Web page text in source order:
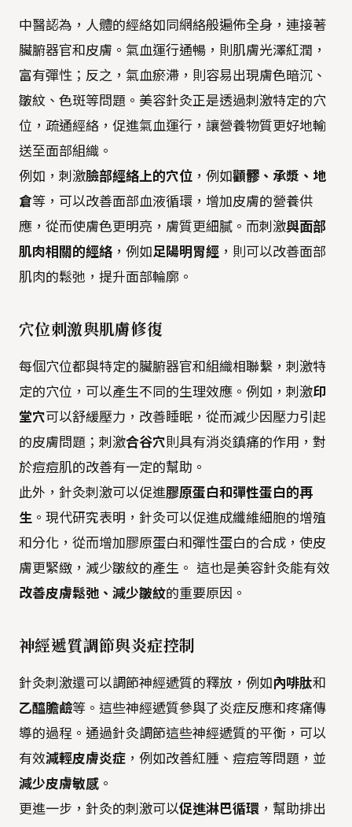
中醫認為，人體的經絡如同網絡般遍佈全身，連接著
臟腑器官和皮膚。氣血運行通暢，則肌膚光澤紅潤，
富有彈性；反之，氣血瘀滯，則容易出現膚色暗沉、
皺紋、色斑等問題。美容針灸正是透過刺激特定的穴
位，疏通經絡，促進氣血運行，讓營養物質更好地輸
送至面部組織。
例如，刺激臉部經絡上的穴位 ，例如顴髎、承漿、地
倉等，可以改善面部血液循環，增加皮膚的營養供
應，從而使膚色更明亮，膚質更細膩。而刺激與面部
肌肉相關的經絡 ，例如足陽明胃經 ，則可以改善面部
肌肉的鬆弛，提升面部輪廓。
穴位刺激與肌膚修復
每個穴位都與特定的臟腑器官和組織相聯繫，刺激特
定的穴位，可以產生不同的生理效應。例如，刺激印
堂穴可以舒緩壓力，改善睡眠，從而減少因壓力引起
的皮膚問題；刺激合谷穴則具有消炎鎮痛的作用，對
於痘痘肌的改善有一定的幫助。
此外，針灸刺激可以促進膠原蛋白和彈性蛋白的再
生 。現代研究表明，針灸可以促進成纖維細胞的增殖
和分化，從而增加膠原蛋白和彈性蛋白的合成，使皮
膚更緊緻，減少皺紋的產生。 這也是美容針灸能有效
改善皮膚鬆弛、減少皺紋的重要原因。
神經遞質調節與炎症控制
針灸刺激還可以調節神經遞質的釋放，例如內啡肽和
乙醯膽鹼等。這些神經遞質參與了炎症反應和疼痛傳
導的過程。通過針灸調節這些神經遞質的平衡，可以
有效減輕皮膚炎症 ，例如改善紅腫、痘痘等問題，並
減少皮膚敏感 。
更進一步，針灸的刺激可以促進淋巴循環 ，幫助排出